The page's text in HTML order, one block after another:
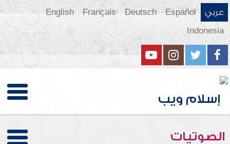
عربي Español
Deutsch
Français
English
Indonesia
الصوتيات